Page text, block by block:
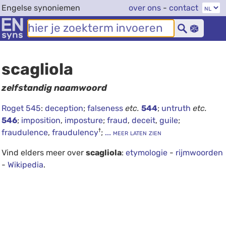
Engelse synoniemen over ons - contact
scagliola
zelfstandig naamwoord
Roget 545: deception; falseness etc. 544; untruth etc.
546; imposition, imposture; fraud, deceit, guile;
fraudulence, fraudulency†;... meer laten zien
Vind elders meer over scagliola: etymologie- rijmwoorden
- Wikipedia.